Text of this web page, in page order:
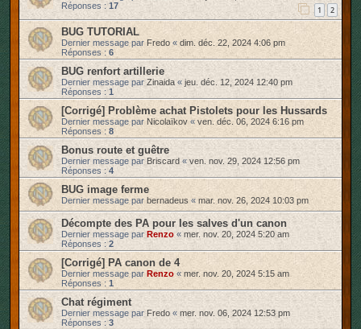
Réponses : 17 1 2
BUG TUTORIAL
Dernier message par Fredo« dim. déc. 22, 2024 4:06 pm
Réponses : 6
BUG renfort artillerie
Dernier message parZinaida« jeu. déc. 12, 2024 12:40 pm
Réponses : 1
[Corrigé] Problème achat Pistolets pour les Hussards
Dernier message par Nicolaïkov « ven. déc. 06, 2024 6:16 pm
Réponses : 8
Bonus route et guêtre
Dernier message par Briscard «ven. nov. 29, 2024 12:56 pm
Réponses : 4
BUG image ferme
Dernier message par bernadeus « mar. nov. 26, 2024 10:03 pm
Décompte des PA pour les salves d'un canon
Dernier message par Renzo « mer. nov. 20, 2024 5:20 am
Réponses : 2
[Corrigé] PA canon de 4
Dernier message par Renzo «mer. nov. 20, 2024 5:15 am
Réponses : 1
Chat régiment
Dernier message par Fredo « mer. nov. 06, 2024 12:53 pm
Réponses : 3